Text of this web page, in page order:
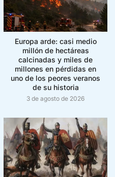
Europa arde: casi medio
millón de hectáreas
calcinadas y miles de
millones en pérdidas en
uno de los peores veranos
de su historia
3 de agosto de 2026